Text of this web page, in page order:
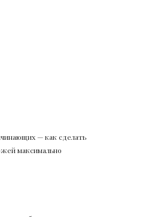
— как сделать
максимально